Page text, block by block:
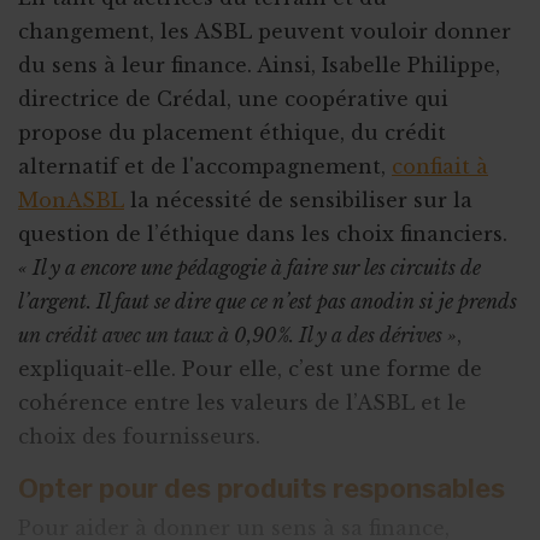
Appel à obligations
Utiliser l'actu pour faire parler de vous
Triathlon solidaire
Concentration de motos et voitures
changement, les ASBL peuvent vouloir donner
du sens à leur finance. Ainsi, Isabelle Philippe,
directrice de Crédal, une coopérative qui
propose du placement éthique, du crédit
alternatif et de l'accompagnement, confiait à
MonASBL la nécessité de sensibiliser sur la
question de l’éthique dans les choix financiers.
« Il y a encore une pédagogie à faire sur les circuits de
l’argent. Il faut se dire que ce n’est pas anodin si je prends
un crédit avec un taux à 0,90%. Il y a des dérives »,
expliquait-elle. Pour elle, c’est une forme de
cohérence entre les valeurs de l’ASBL et le
choix des fournisseurs.
Opter pour des produits responsables